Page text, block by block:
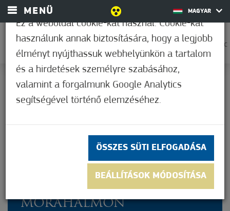
MENÜ MAGYAR
0
23,9°C
Nem értékelt
2023-BAN ÚJ HELYSZÍNEN A
NAV ÜGYFÉLFOGADÁS
MÓRAHALMON
Ez a weboldal cookie-kat használ. Cookie-kat
használunk annak biztosítására, hogy a legjobb
élményt nyújthassuk webhelyünkön a tartalom
és a hirdetések személyre szabásához,
valamint a forgalmunk Google Analytics
segítségével történő elemzéséhez.
ÖSSZES SÜTI ELFOGADÁSA
BEÁLLÍTÁSOK MÓDOSÍTÁSA